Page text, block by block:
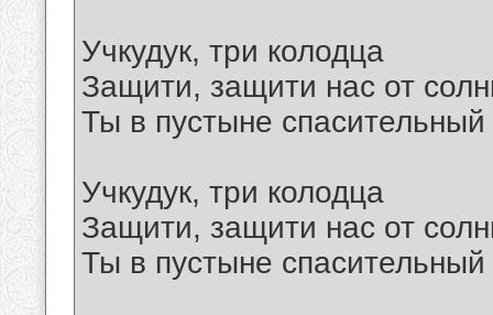
Учкудук, три колодца
Защити, защити нас от
Ты в пустыне спасительный
Учкудук, три колодца
Защити, защити нас от
Ты в пустыне спасительный